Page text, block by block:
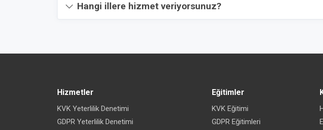
Hangi illere hizmet veriyorsunuz?
Hizmetler
KVK Yeterlilik Denetimi
GDPR Yeterlilik Denetimi
Eğitimler
KVK Eğitimi
GDPR Eğitimleri